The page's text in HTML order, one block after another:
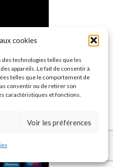
cookies
technologies telles que les
appareils. Le fait de consentir à
telles que le comportement de
consentir ou de retirer son
caractéristiques et fonctions.
Voir les préférences